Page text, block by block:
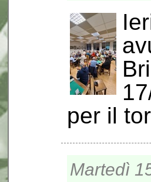
per il
Martedì